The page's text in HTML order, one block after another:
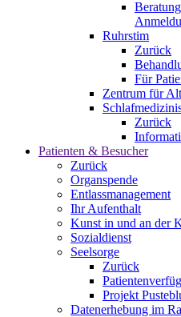
Ruhrstim
Zurück
Für
Zentrum für
Zurück
Patienten & Besucher
Zurück
Organspende
Entlassmanagement
Ihr Aufenthalt
Kunst in und an der
Sozialdienst
Seelsorge
Zurück
Projekt
Datenerhebung im